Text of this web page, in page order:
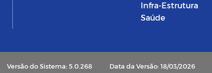
Infra-Estrutura
Saúde
Versão do Sistema: 5.0.268 Data da Versão: 18/03/2026